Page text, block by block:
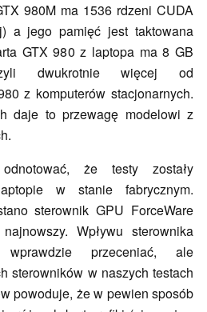
980M ma 1536 rdzeni CUDA
a jego pamięć jest taktowana
GTX 980 z laptopa ma 8 GB
dwukrotnie więcej od
z komputerów stacjonarnych.
daje to przewagę modelowi z
że testy zostały
w stanie fabrycznym.
sterownik GPU ForceWare
Wpływu sterownika
przeceniać, ale
sterowników w naszych testach
powoduje, że w pewien sposób